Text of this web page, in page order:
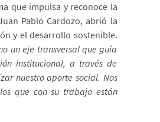
que impulsa y reconoce la
Pablo Cardozo, abrió la
y el desarrollo sostenible.
un eje transversal que guía
institucional, a través de
nuestro aporte social. Nos
que con su trabajo están